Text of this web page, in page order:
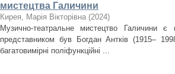
мистецтва Галичини
Кирея, Марія Вікторівна (2024)
Музично-театральне мистецтво Галичини
представником був Богдан Антків (1915–
багатовимірні поліфункційні ...